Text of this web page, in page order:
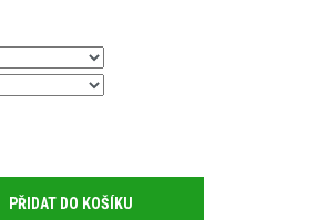
PŘIDAT DO KOŠÍKU